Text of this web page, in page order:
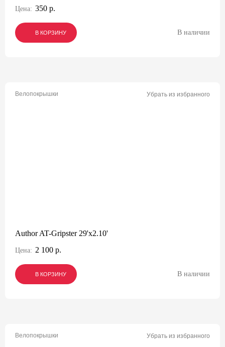
Цена: 350 р.
В КОРЗИНУ
В КОРЗИНУ
В КОРЗИНУ В наличии
Велопокрышки Убрать из избранного
Author AT-Gripster 29'x2.10'
Цена: 2 100 р.
В КОРЗИНУ
В КОРЗИНУ
В КОРЗИНУ В наличии
Велопокрышки Убрать из избранного